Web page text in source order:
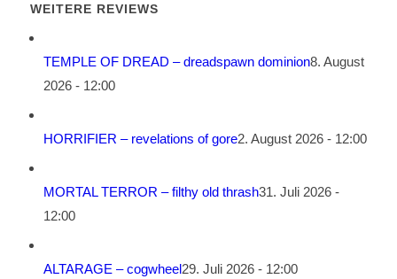
WEITERE REVIEWS
TEMPLE OF DREAD – dreadspawn dominion8. August
2026 - 12:00
HORRIFIER – revelations of gore2. August 2026 - 12:00
MORTAL TERROR – filthy old thrash31. Juli 2026 -
12:00
ALTARAGE – cogwheel29. Juli 2026 - 12:00